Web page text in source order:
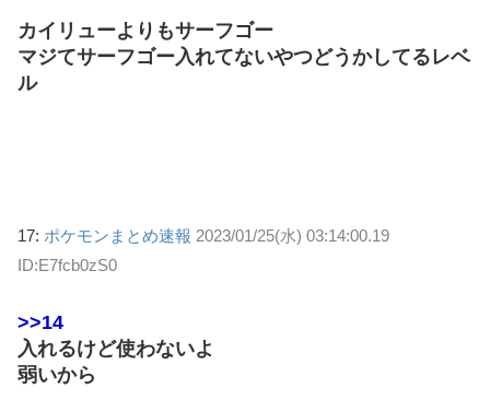
カイリューよりもサーフゴー
マジてサーフゴー入れてないやつどうかしてるレベ
ル
17: ポケモンまとめ速報 2023/01/25(水) 03:14:00.19
ID:E7fcb0zS0
>>14
入れるけど使わないよ
弱いから